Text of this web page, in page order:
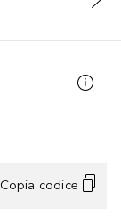
Copia codice